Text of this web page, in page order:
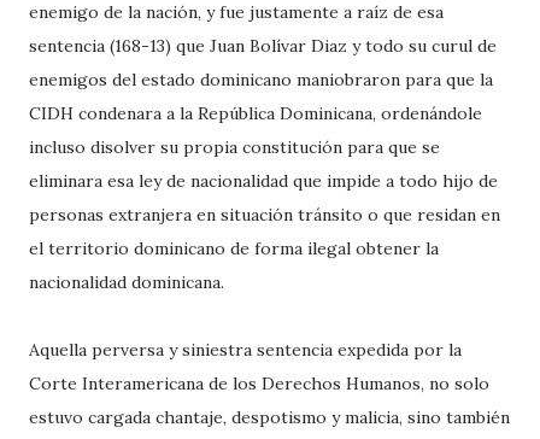
enemigo de la nación, y fue justamente a raíz de esa
sentencia (168-13) que Juan Bolívar Diaz y todo su curul de
enemigos del estado dominicano maniobraron para que la
CIDH condenara a la República Dominicana, ordenándole
incluso disolver su propia constitución para que se
eliminara esa ley de nacionalidad que impide a todo hijo de
personas extranjera en situación tránsito o que residan en
el territorio dominicano de forma ilegal obtener la
nacionalidad dominicana.
Aquella perversa y siniestra sentencia expedida por la
Corte Interamericana de los Derechos Humanos, no solo
estuvo cargada chantaje, despotismo y malicia, sino también